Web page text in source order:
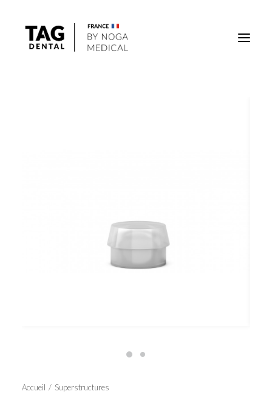
DigiTag
Recherche
Accueil
Superstructures